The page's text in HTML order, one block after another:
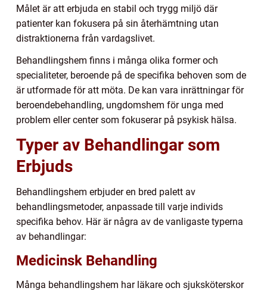
Målet är att erbjuda en stabil och trygg miljö där
patienter kan fokusera på sin återhämtning utan
distraktionerna från vardagslivet.
Behandlingshem finns i många olika former och
specialiteter, beroende på de specifika behoven som de
är utformade för att möta. De kan vara inrättningar för
beroendebehandling, ungdomshem för unga med
problem eller center som fokuserar på psykisk hälsa.
Typer av Behandlingar som
Erbjuds
Behandlingshem erbjuder en bred palett av
behandlingsmetoder, anpassade till varje individs
specifika behov. Här är några av de vanligaste typerna
av behandlingar:
Medicinsk Behandling
Många behandlingshem har läkare och sjuksköterskor